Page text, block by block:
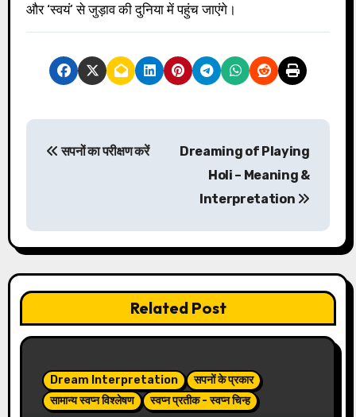
और ‘स्वयं’ से जुड़ाव की दुनिया में पहुंच जाएंगे।
P
t
n
a
v
सपनों का परीक्षण करें
Dreaming of Playing
Holi – Meaning &
Interpretation
Related Post
Dream Interpretation
सपनों के प्रकार
सामान्य स्वप्न विश्लेषण
स्वप्न प्रतीक - स्वप्न चिन्ह